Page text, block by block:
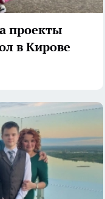
проекты
в Кирове